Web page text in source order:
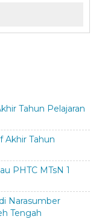
Tahun Pelajaran
Akhir Tahun
PHTC MTsN 1
Narasumber
Tengah